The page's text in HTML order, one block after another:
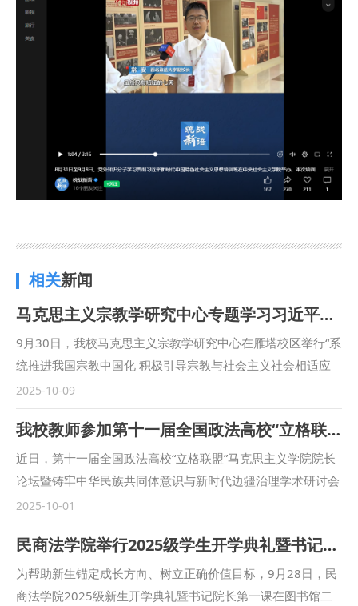
相关新闻
马克思主义宗教学研究中心专题学习习近平总书记在中共中央政治局第二十二次集体学习时的重要讲话精神
9月30日，我校马克思主义宗教学研究中心在雁塔校区举行“系
统推进我国宗教中国化 积极引导宗教与社会主义社会相适应
——深入学习习近平总书记在中共中央政治局第二十二次集体
学习会议上的讲话精神”主题研讨会。中心执行主任彭瑞花教
授主持会议，校党委副书记、马克思主义宗教学研究中心常务
副主任张军政出席会议并讲话。 张军政对当前研究中心的工
作给予肯定，并从站稳立场、坚定信仰，防范宗教渗透，推动
宗教工作法治化三方面提出要求。他表示，要注重系统观念，
立足国家级宗教工作特色智库建设需要，将宗教学研究与相关
学科相结合，不断加强研究队伍建设；要不断提高政治站位，
始终坚持正确的政治方向、价值导向、学术取向，发挥专业优
势，主动作为；要以问题为导向，学习贯彻习近平总书记关于
2025-10-09
我校教师参加第十一届全国政法高校“立格联盟”马克思主义学院院长论坛暨铸牢中华民族共同体意识与新时代边疆治理学术研讨会
近日，第十一届全国政法高校“立格联盟”马克思主义学院院长
论坛暨铸牢中华民族共同体意识与新时代边疆治理学术研讨会
在新疆政法学院举行。我校马克思主义学院副院长鲁洋、院长
助理赵琳、闫欢应邀参会。 在论坛主旨发言环节，鲁洋作题
为“‘四个与共’与铸牢中华民族共同体意识”的发言。在平行论坛
发言环节，赵琳作题为“一核两融·三维协同：西北政法大学思
政课教学高质量发展的实践探索”的发言。鲁洋还参加了“立格
2025-10-01
民商法学院举行2025级学生开学典礼暨书记院长第一课
为帮助新生锚定成长方向、树立正确价值目标，9月28日，民
商法学院2025级新生开学典礼暨书记院长第一课在图书馆二